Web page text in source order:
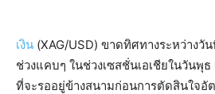
เงิน (XAG/USD) ขาดทิศทางระหว่าง
ช่วงแคบๆ ในช่วงเซสชั่นเอเชียในวันพุธ
ที่จะรออยู่ข้างสนามก่อนการตัดสินใจอั